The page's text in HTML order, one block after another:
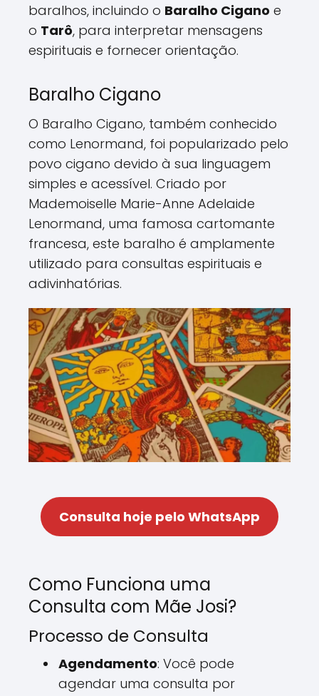
baralhos, incluindo o Baralho Cigano e
o Tarô, para interpretar mensagens
espirituais e fornecer orientação.
Baralho Cigano
O Baralho Cigano, também conhecido
como Lenormand, foi popularizado pelo
povo cigano devido à sua linguagem
simples e acessível. Criado por
Mademoiselle Marie-Anne Adelaide
Lenormand, uma famosa cartomante
francesa, este baralho é amplamente
utilizado para consultas espirituais e
adivinhatórias.
Consulta hoje pelo WhatsApp
Como Funciona uma
Consulta com Mãe Josi?
Processo de Consulta
Agendamento: Você pode
agendar uma consulta por